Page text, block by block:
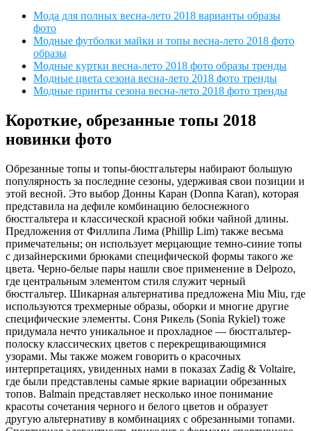
Мода для полных весна-лето 2018 варианты образы
фото
Модные футболки майки и топы весна-лето 2018 фото
образы
Модные куртки весна-лето 2018 фото образы тренды
Модные цвета сезона весна-лето 2018 фото тренды
Модные принты сезона весна-лето 2018 фото тренды
Короткие, обрезанные топы 2018
новинки фото
Обрезанные топы и топы-бюстгальтеры набирают большую
популярность за последние сезоны, удерживая свои позиции и
этой весной. Это выбор Донны Каран (Donna Karan), которая
представила на дефиле комбинацию белоснежного
бюстгальтера и классической красной юбки чайной длины.
Предложения от Филлипа Лима (Phillip Lim) также весьма
примечательны; он использует мерцающие темно-синие топы
с дизайнерскими брюками специфической формы такого же
цвета. Черно-белые пары нашли свое применение в Delpozo,
где центральным элементом стиля служит черный
бюстгальтер. Шикарная альтернатива предложена Miu Miu, где
используются трехмерные образы, оборки и многие другие
специфические элементы. Соня Рикель (Sonia Rykiel) тоже
придумала нечто уникальное и прохладное — бюстгальтер-
полоску классических цветов с перекрещивающимися
узорами. Мы также можем говорить о красочных
интерпретациях, увиденных нами в показах Zadig & Voltaire,
где были представлены самые яркие вариации обрезанных
топов. Balmain представляет несколько иное понимание
красоты сочетания черного и белого цветов и образует
другую альтернативу в комбинациях с обрезанными топами.